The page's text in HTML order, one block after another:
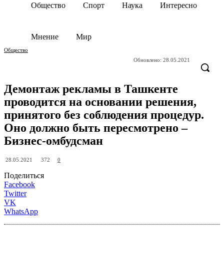
Общество Спорт Наука Интересно
Мнение Мир
Общество
Обновлено: 28.05.2021
Демонтаж рекламы в Ташкенте
проводится на основании решения,
принятого без соблюдения процедур.
Оно должно быть пересмотрено –
Бизнес-омбудсман
28.05.2021 372 0
Поделиться
Facebook
Twitter
VK
WhatsApp